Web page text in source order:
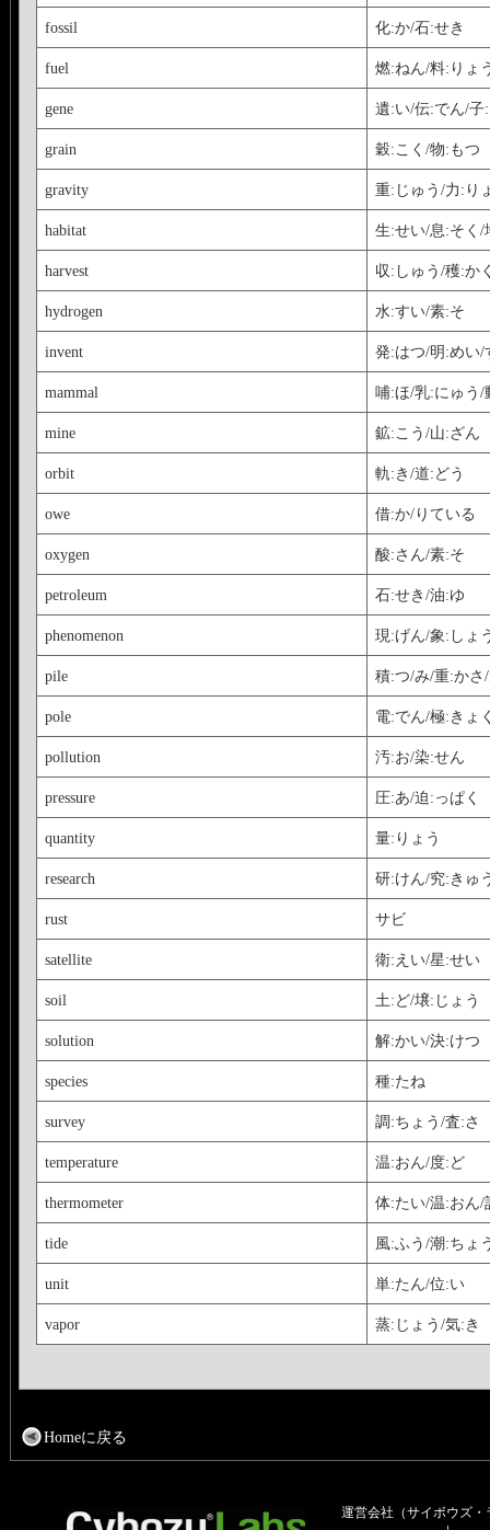
fossil 化:か/石:せき
fuel 燃:ねん/料:りょ
gene 遺:い/伝:でん/子
grain 穀:こく/物:もつ
gravity 重:じゅう/力:り
habitat 生:せい/息:そく/
harvest 収:しゅう/穫:か
hydrogen 水:すい/素:そ
invent 発:はつ/明:めい/
mammal 哺:ほ/乳:にゅう/
mine 鉱:こう/山:ざん
orbit 軌:き/道:どう
owe 借:か/りている
oxygen 酸:さん/素:そ
petroleum 石:せき/油:ゆ
phenomenon 現:げん/象:しょ
pile 積:つ/み/重:かさ
pole 電:でん/極:きょ
pollution 汚:お/染:せん
pressure 圧:あ/迫:っぱく
quantity 量:りょう
research 研:けん/究:きゅ
rust サビ
satellite 衛:えい/星:せい
soil 土:ど/壌:じょう
solution 解:かい/決:けつ
species 種:たね
survey 調:ちょう/査:さ
temperature 温:おん/度:ど
thermometer 体:たい/温:おん/
tide 風:ふう/潮:ちょ
unit 単:たん/位:い
vapor 蒸:じょう/気:き
Homeに戻る
運営会社（サイボウズ・